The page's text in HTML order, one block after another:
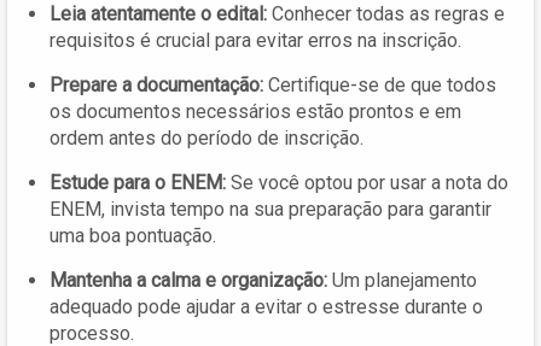
Leia atentamente o edital: Conhecer todas as regras e
requisitos é crucial para evitar erros na inscrição.
Prepare a documentação: Certifique-se de que todos
os documentos necessários estão prontos e em
ordem antes do período de inscrição.
Estude para o ENEM: Se você optou por usar a nota do
ENEM, invista tempo na sua preparação para garantir
uma boa pontuação.
Mantenha a calma e organização: Um planejamento
adequado pode ajudar a evitar o estresse durante o
processo.